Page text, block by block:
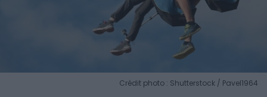
Crédit photo : Shutterstock / Pavel1964